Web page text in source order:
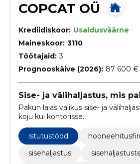
COPCAT OÜ
Krediidiskoor: Usaldusväärne
Maineskoor: 3110
Töötajaid: 3
Prognooskäive (2026): 87 600 €
Sise- ja välihaljastus, mis
Pakun laias valikus sise- ja
koju kui kontorisse.
istutustööd
sisehaljastus